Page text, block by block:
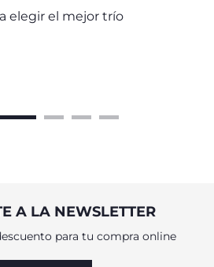
elegir el mejor trío
A LA NEWSLETTER
para tu compra online